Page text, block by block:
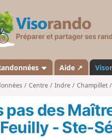
Aide ↗ Viso
Centre Indre Champillet
pas des
- Ste-